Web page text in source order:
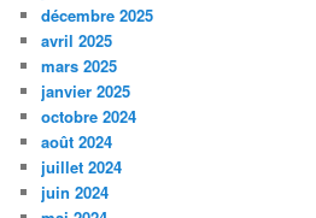
décembre 2025
avril 2025
mars 2025
janvier 2025
octobre 2024
août 2024
juillet 2024
juin 2024